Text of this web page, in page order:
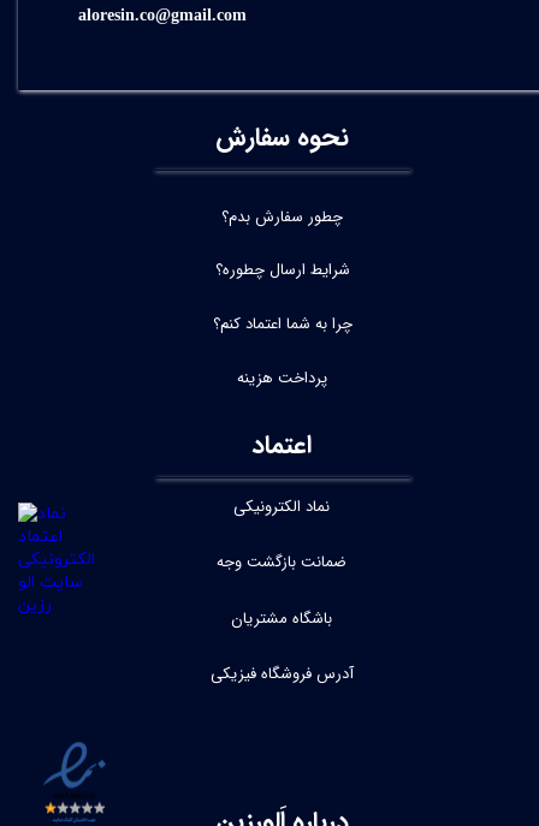
aloresin.co@gmail.com
نحوه سفارش
چطور سفارش بدم؟
شرایط ارسال چطوره؟
چرا به شما اعتماد کنم؟
پرداخت هزینه
اعتماد
نماد الکترونیکی
ضمانت بازگشت وجه
باشگاه مشتریان
آدرس فروشگاه فیزیکی